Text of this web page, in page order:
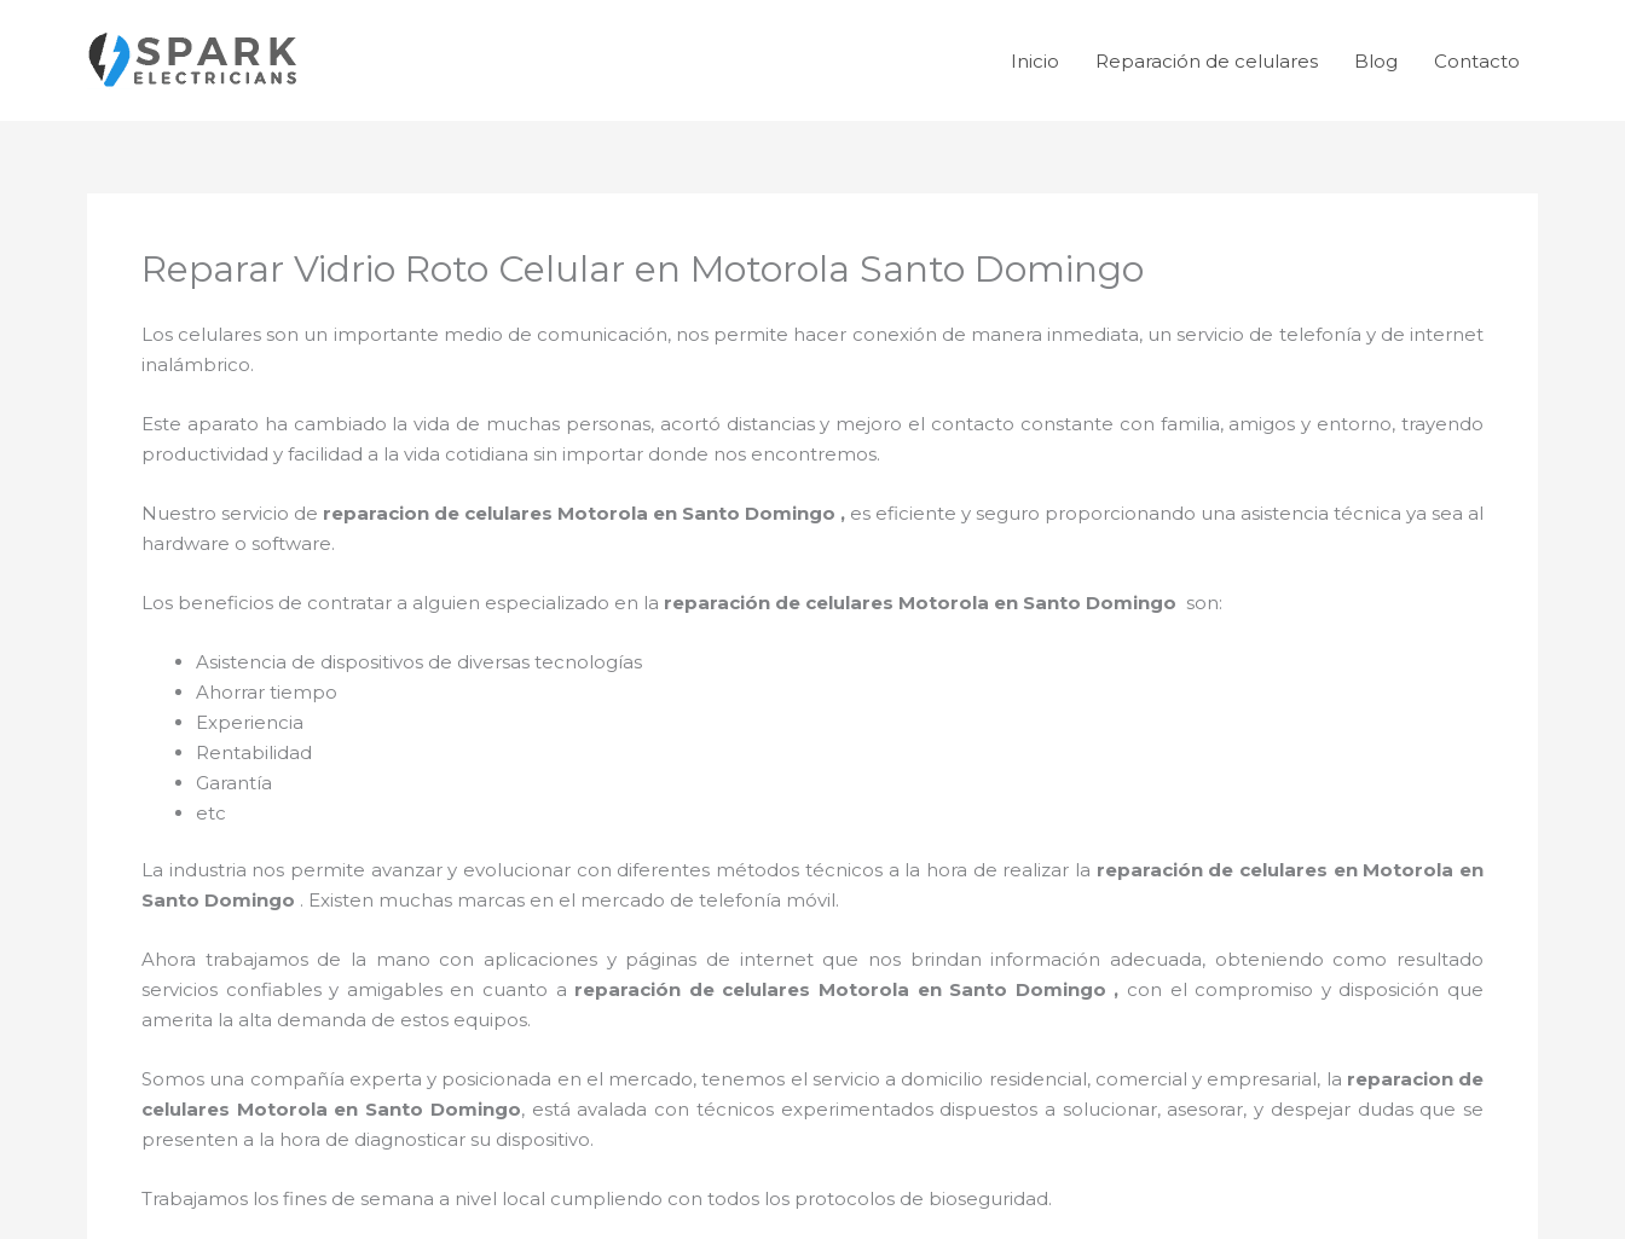
contenido
Inicio Reparación de celulares Blog Contacto
Reparar Vidrio Roto Celular en Motorola Santo Domingo
Los celulares son un importante medio de comunicación, nos permite hacer conexión de manera inmediata, un servicio de telefonía y de internet
inalámbrico.
Este aparato ha cambiado la vida de muchas personas, acortó distancias y mejoro el contacto constante con familia, amigos y entorno, trayendo
productividad y facilidad a la vida cotidiana sin importar donde nos encontremos.
Nuestro servicio de reparacion de celulares Motorola en Santo Domingo , es eficiente y seguro proporcionando una asistencia técnica ya sea al
hardware o software.
Los beneficios de contratar a alguien especializado en la reparación de celulares Motorola en Santo Domingo son:
Asistencia de dispositivos de diversas tecnologías
Ahorrar tiempo
Experiencia
Rentabilidad
Garantía
etc
La industria nos permite avanzar y evolucionar con diferentes métodos técnicos a la hora de realizar la reparación de celulares en Motorola en
Santo Domingo . Existen muchas marcas en el mercado de telefonía móvil.
Ahora trabajamos de la mano con aplicaciones y páginas de internet que nos brindan información adecuada, obteniendo como resultado
servicios confiables y amigables en cuanto a reparación de celulares Motorola en Santo Domingo , con el compromiso y disposición que
amerita la alta demanda de estos equipos.
Somos una compañía experta y posicionada en el mercado, tenemos el servicio a domicilio residencial, comercial y empresarial, la reparacion de
celulares Motorola en Santo Domingo, está avalada con técnicos experimentados dispuestos a solucionar, asesorar, y despejar dudas que se
presenten a la hora de diagnosticar su dispositivo.
Trabajamos los fines de semana a nivel local cumpliendo con todos los protocolos de bioseguridad.